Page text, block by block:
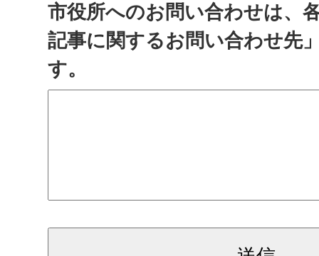
市役所へのお問い合わせは、
記事に関するお問い合わせ先
す。